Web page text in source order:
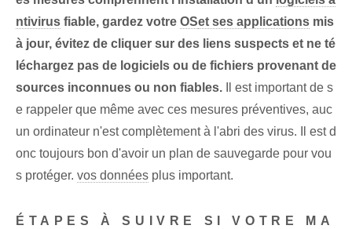
ntivirus fiable, gardez votre OSet ses applications mis
à jour, évitez de cliquer sur des liens suspects et ne té
léchargez pas de logiciels ou de fichiers provenant de
sources inconnues ou non fiables. Il est important de s
e rappeler que même avec ces mesures préventives, auc
un ordinateur n'est complètement à l'abri des virus. Il est d
onc toujours bon d'avoir un plan de sauvegarde pour vou
s protéger. vos données plus important.
ÉTAPES À SUIVRE SI VOTRE MA